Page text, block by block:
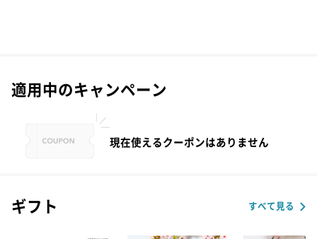
適用中のキャンペーン
現在使えるクーポンはありません
ギフト すべて見る